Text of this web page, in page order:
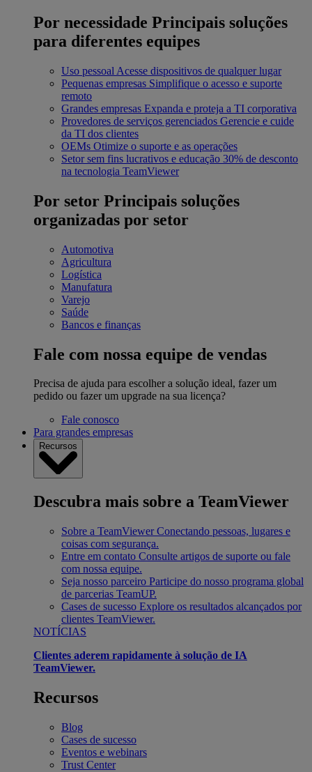
Por necessidade Principais soluções
para diferentes equipes
Uso pessoal Acesse dispositivos de qualquer lugar
Pequenas empresas Simplifique o acesso e suporte
remoto
Grandes empresas Expanda e proteja a TI corporativa
Provedores de serviços gerenciados Gerencie e cuide
da TI dos clientes
OEMs Otimize o suporte e as operações
Setor sem fins lucrativos e educação 30% de desconto
na tecnologia TeamViewer
Por setor Principais soluções
organizadas por setor
Automotiva
Agricultura
Logística
Manufatura
Varejo
Saúde
Bancos e finanças
Fale com nossa equipe de vendas
Precisa de ajuda para escolher a solução ideal, fazer um
pedido ou fazer um upgrade na sua licença?
Fale conosco
Para grandes empresas
Recursos
Descubra mais sobre a TeamViewer
Sobre a TeamViewer Conectando pessoas, lugares e
coisas com segurança.
Entre em contato Consulte artigos de suporte ou fale
com nossa equipe.
Seja nosso parceiro Participe do nosso programa global
de parcerias TeamUP.
Cases de sucesso Explore os resultados alcançados por
clientes TeamViewer.
NOTÍCIAS
Clientes aderem rapidamente à solução de IA
TeamViewer.
Recursos
Blog
Cases de sucesso
Eventos e webinars
Trust Center